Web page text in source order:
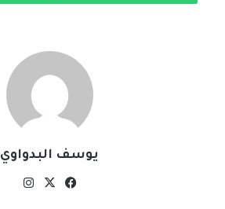
يوسف البدواوي
فيسبوك
‫X